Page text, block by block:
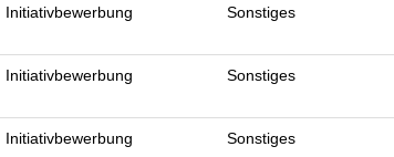
Initiativbewerbung Sonstiges
Initiativbewerbung Sonstiges
Initiativbewerbung Sonstiges